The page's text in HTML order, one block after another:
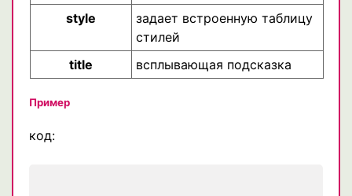
style
задает встроенную таблицу
стилей
title
всплывающая подсказка
Пример
код: